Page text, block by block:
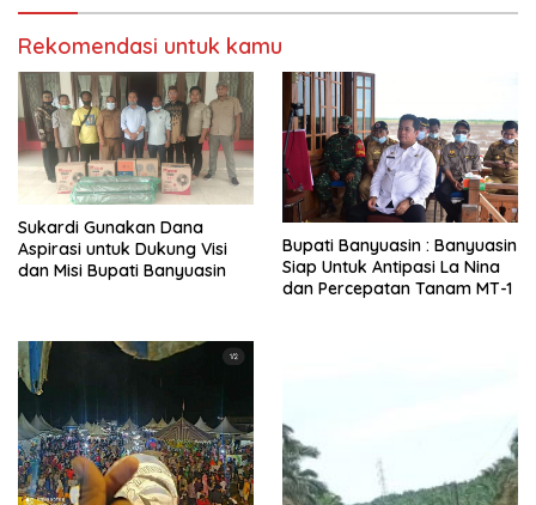
Rekomendasi untuk kamu
Sukardi Gunakan Dana
Aspirasi untuk Dukung Visi
dan Misi Bupati Banyuasin
Bupati Banyuasin : Banyuasin
Siap Untuk Antipasi La Nina
dan Percepatan Tanam MT-1